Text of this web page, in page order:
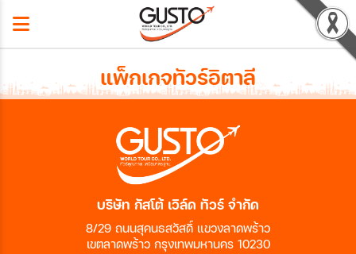
แพ็กเกจทัวร์อิตาลี
บริษัท กัสโต้ เวิล์ด ทัวร์ จำกัด
8/29 ถนนสุคนธสวัสดิ์ แขวงลาดพร้าว
เขตลาดพร้าว กรุงเทพมหานคร 10230